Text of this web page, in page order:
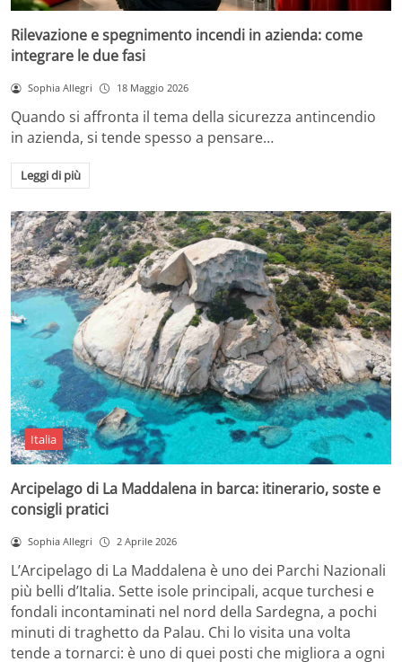
Rilevazione e spegnimento incendi in azienda: come
integrare le due fasi
Sophia Allegri 18 Maggio 2026
Quando si affronta il tema della sicurezza antincendio
in azienda, si tende spesso a pensare…
Leggi di più
Italia
Arcipelago di La Maddalena in barca: itinerario, soste e
consigli pratici
Sophia Allegri 2 Aprile 2026
L’Arcipelago di La Maddalena è uno dei Parchi Nazionali
più belli d’Italia. Sette isole principali, acque turchesi e
fondali incontaminati nel nord della Sardegna, a pochi
minuti di traghetto da Palau. Chi lo visita una volta
tende a tornarci: è uno di quei posti che migliora a ogni